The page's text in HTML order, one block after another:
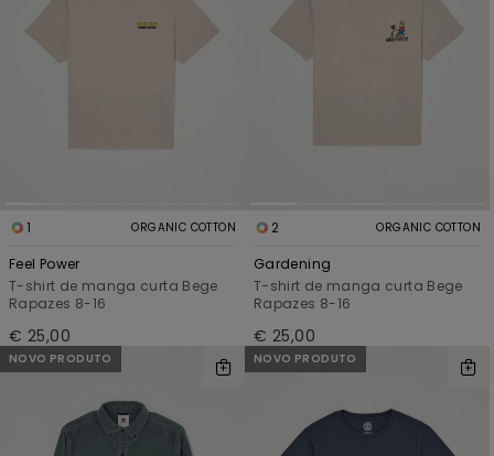
1 ORGANIC COTTON
Feel Power
T-shirt de manga curta Bege
Rapazes 8-16
€ 25,00
2 ORGANIC COTTON
Gardening
T-shirt de manga curta Bege
Rapazes 8-16
€ 25,00
NOVO PRODUTO NOVO PRODUTO